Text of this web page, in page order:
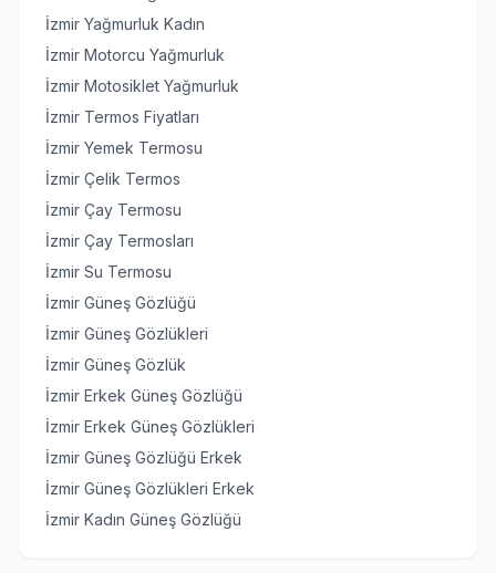
İzmir Yağmurluk Kadın
İzmir Motorcu Yağmurluk
İzmir Motosiklet Yağmurluk
İzmir Termos Fiyatları
İzmir Yemek Termosu
İzmir Çelik Termos
İzmir Çay Termosu
İzmir Çay Termosları
İzmir Su Termosu
İzmir Güneş Gözlüğü
İzmir Güneş Gözlükleri
İzmir Güneş Gözlük
İzmir Erkek Güneş Gözlüğü
İzmir Erkek Güneş Gözlükleri
İzmir Güneş Gözlüğü Erkek
İzmir Güneş Gözlükleri Erkek
İzmir Kadın Güneş Gözlüğü